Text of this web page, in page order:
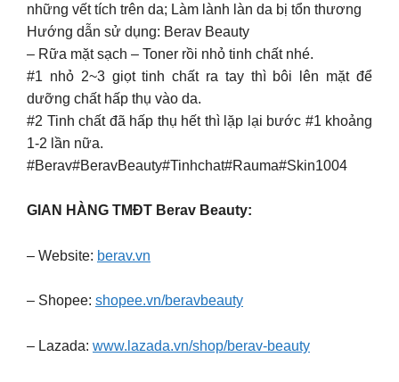
những vết tích trên da; Làm lành làn da bị tổn thương
Hướng dẫn sử dụng: Berav Beauty
– Rữa mặt sạch – Toner rồi nhỏ tinh chất nhé.
#1 nhỏ 2~3 giọt tinh chất ra tay thì bôi lên mặt để
dưỡng chất hấp thụ vào da.
#2 Tinh chất đã hấp thụ hết thì lặp lại bước #1 khoảng
1-2 lần nữa.
#Berav#BeravBeauty#Tinhchat#Rauma#Skin1004
GIAN HÀNG TMĐT Berav Beauty:
– Website: berav.vn
– Shopee: shopee.vn/beravbeauty
– Lazada: www.lazada.vn/shop/berav-beauty